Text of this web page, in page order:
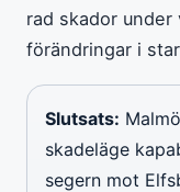
rad skador
förändringar i
Slutsats:
skadeläge
segern mot